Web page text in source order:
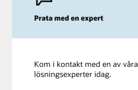
Prata med en expert
Kom i kontakt med en av våra
lösningsexperter idag.